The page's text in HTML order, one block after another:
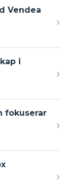
Vendea
›
i
›
fokuserar
›
›